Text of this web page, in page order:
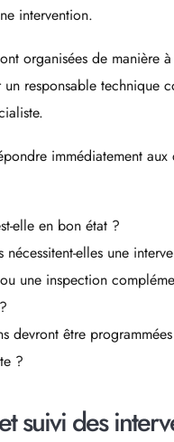
intervention.
organisées de manière
responsable technique
immédiatement aux
elle en bon état ?
nécessitent-elles une
une inspection
devront être
?
suivi des